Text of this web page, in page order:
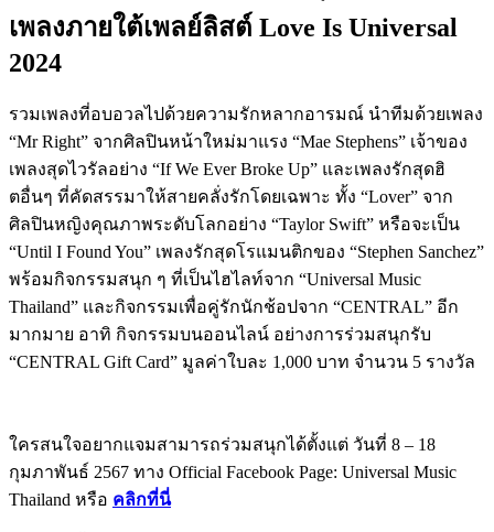
เพลงภายใต้เพลย์ลิสต์ Love Is Universal
2024
รวมเพลงที่อบอวลไปด้วยความรักหลากอารมณ์ นำทีมด้วยเพลง
“Mr Right” จากศิลปินหน้าใหม่มาแรง “Mae Stephens” เจ้าของ
เพลงสุดไวรัลอย่าง “If We Ever Broke Up” และเพลงรักสุดฮิ
ตอื่นๆ ที่คัดสรรมาให้สายคลั่งรักโดยเฉพาะ ทั้ง “Lover” จาก
ศิลปินหญิงคุณภาพระดับโลกอย่าง “Taylor Swift” หรือจะเป็น
“Until I Found You” เพลงรักสุดโรแมนติกของ “Stephen Sanchez”
พร้อมกิจกรรมสนุก ๆ ที่เป็นไฮไลท์จาก “Universal Music
Thailand” และกิจกรรมเพื่อคู่รักนักช้อปจาก “CENTRAL” อีก
มากมาย อาทิ กิจกรรมบนออนไลน์ อย่างการร่วมสนุกรับ
“CENTRAL Gift Card” มูลค่าใบละ 1,000 บาท จำนวน 5 รางวัล
ใครสนใจอยากแจมสามารถร่วมสนุกได้ตั้งแต่ วันที่ 8 – 18
กุมภาพันธ์ 2567 ทาง Official Facebook Page: Universal Music
Thailand หรือ คลิกที่นี่